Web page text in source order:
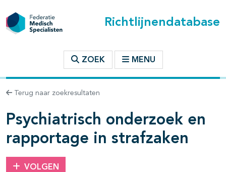
Richtlijnendatabase
ZOEK MENU
Terug naar zoekresultaten
Psychiatrisch onderzoek en
rapportage in strafzaken
VOLGEN
openklappen